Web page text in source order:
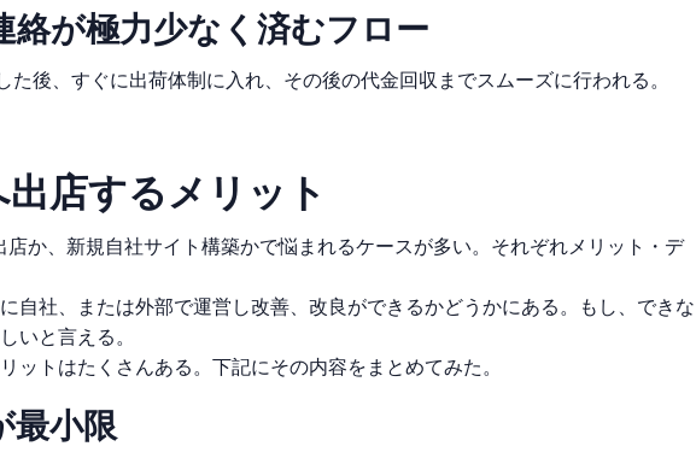
絡が極力少なく済むフロー
後、すぐに出荷体制に入れ、その後の代金回収までスムーズに行われる。
店するメリット
か、新規自社サイト構築かで悩まれるケースが多い。それぞれメリット・デ
自社、または外部で運営し改善、改良ができるかどうかにある。もし、できな
いと言える。
ットはたくさんある。下記にその内容をまとめてみた。
最小限